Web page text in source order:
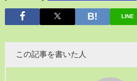
LINE
この記事を書いた人